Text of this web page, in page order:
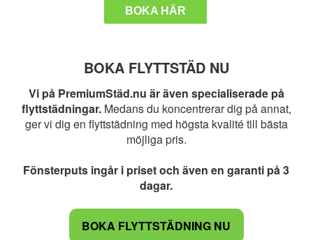
BOKA HÄR
BOKA FLYTTSTÄD NU
Vi på PremiumStäd.nu är även specialiserade på
flyttstädningar. Medans du koncentrerar dig på annat,
ger vi dig en flyttstädning med högsta kvalité till bästa
möjliga pris.
Fönsterputs ingår i priset och även en garanti på 3
dagar.
BOKA FLYTTSTÄDNING NU